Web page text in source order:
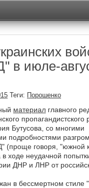
Неделя
Месяц
Рейтинги
Архив
Фототоп
Видеотоп
в июле-
Теги: Порошенко
материал главного
пропагандистского
Бутусова, со многими
подробностями
(проще говоря, "южной
в ходе неудачной
ДНР и ЛНР от
в бессмертном стиле